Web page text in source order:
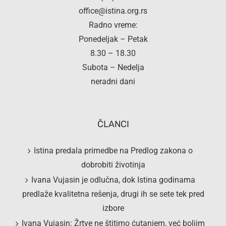
office@istina.org.rs
Radno vreme:
Ponedeljak – Petak
8.30 – 18.30
Subota – Nedelja
neradni dani
ČLANCI
Istina predala primedbe na Predlog zakona o
dobrobiti životinja
Ivana Vujasin je odlučna, dok Istina godinama
predlaže kvalitetna rešenja, drugi ih se sete tek pred
izbore
Ivana Vujasin: Žrtve ne štitimo ćutanjem, već boljim